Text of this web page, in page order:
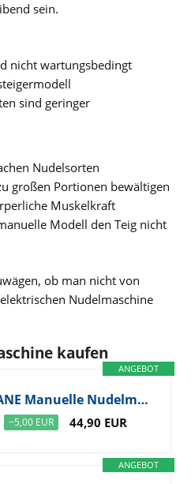
sein.
nicht wartungsbedingt
sind geringer
Nudelsorten
großen Portionen bewältigen
Muskelkraft
Modell den Teig nicht
ob man nicht von
Nudelmaschine
kaufen
ANGEBOT
SPRINGLANE Manuelle Nudelmaschine Nonna, Edelstahl, Pastamaker inkl. Rezeptheft, Nudeltrockner & 3 Schneideaufsätze für Spaghetti, Lasagne, Tagliatelle - Mint
−5,00 EUR 44,90 EUR
ANGEBOT